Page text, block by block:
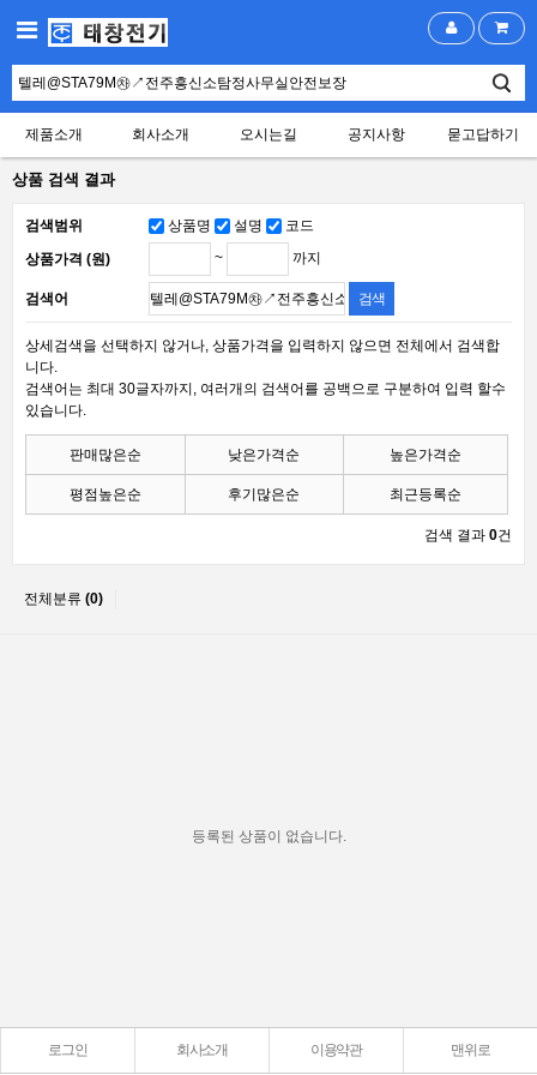
제품소개 회사소개 오시는길 공지사항 묻고답하기
상품 검색 결과
검색범위 상품명 설명
코드
상품가격 (원)
~ 까지
검색어
상세검색을 선택하지 않거나, 상품가격을 입력하지 않으면 전체에서 검색합
니다.
검색어는 최대 30글자까지, 여러개의 검색어를 공백으로 구분하여 입력 할수
있습니다.
판매많은순 낮은가격순 높은가격순
평점높은순 후기많은순 최근등록순
검색 결과 0건
전체분류 (0)
등록된 상품이 없습니다.
로그인 회사소개 이용약관 맨위로